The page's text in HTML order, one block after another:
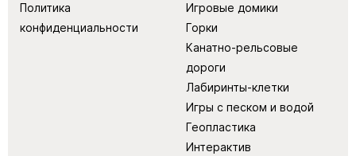
Политика
конфиденциальности
Игровые домики
Горки
Канатно-рельсовые
дороги
Лабиринты-клетки
Игры с песком и водой
Геопластика
Интерактив